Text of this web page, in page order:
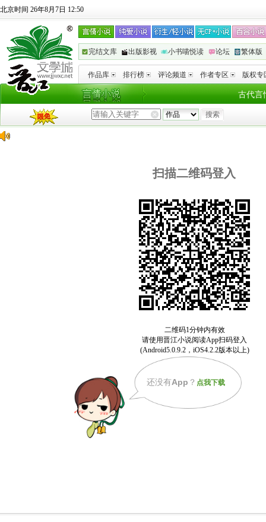
北京时间 26年8月7日 12:50
完结文库 出版影视 小书喵悦读 论坛 繁体版
作品库 排行榜 评论频道 作者专区 版权专
古代言
扫描二维码登入
还没有App ？ 点我下载